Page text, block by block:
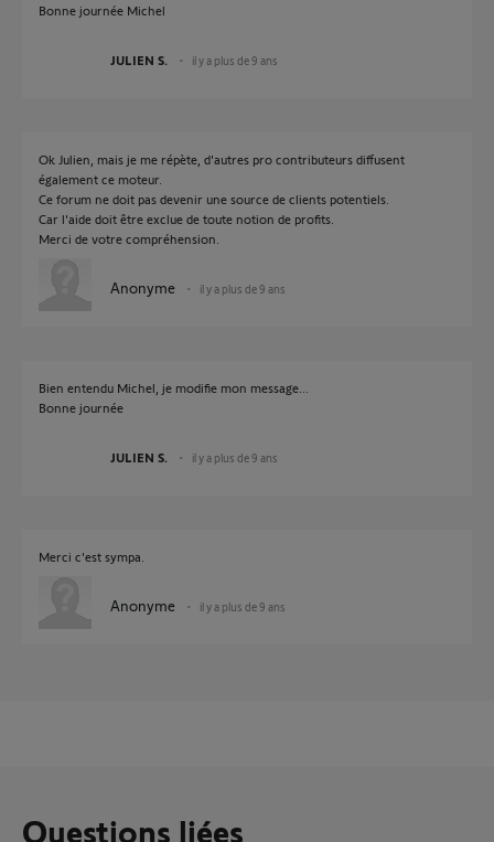
Bonne journée Michel
JULIEN S. il y a plus de 9 ans
Ok Julien, mais je me répète, d'autres pro contributeurs diffusent
également ce moteur.
Ce forum ne doit pas devenir une source de clients potentiels.
Car l'aide doit être exclue de toute notion de profits.
Merci de votre compréhension.
Anonyme il y a plus de 9 ans
Bien entendu Michel, je modifie mon message...
Bonne journée
JULIEN S. il y a plus de 9 ans
Merci c'est sympa.
Anonyme il y a plus de 9 ans
Questions liées